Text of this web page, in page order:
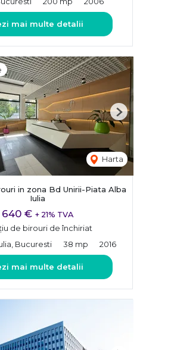
mai multe detalii
Harta
Next
in zona Bd Unirii-Piata Alba
Iulia
640 € + 21% TVA
de birouri de închiriat
Bucuresti
38 mp 2016
mai multe detalii